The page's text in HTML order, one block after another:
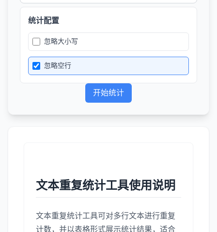
统计配置
忽略大小写
忽略空行
开始统计
文本重复统计工具使用说明
文本重复统计工具可对多行文本进行重复
计数，并以表格形式展示统计结果，适合